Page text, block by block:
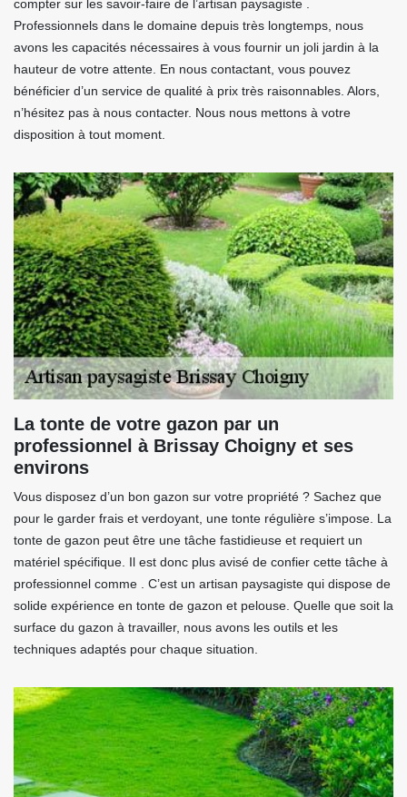
compter sur les savoir-faire de l’artisan paysagiste .
Professionnels dans le domaine depuis très longtemps, nous
avons les capacités nécessaires à vous fournir un joli jardin à la
hauteur de votre attente. En nous contactant, vous pouvez
bénéficier d’un service de qualité à prix très raisonnables. Alors,
n’hésitez pas à nous contacter. Nous nous mettons à votre
disposition à tout moment.
La tonte de votre gazon par un
professionnel à Brissay Choigny et ses
environs
Vous disposez d’un bon gazon sur votre propriété ? Sachez que
pour le garder frais et verdoyant, une tonte régulière s’impose. La
tonte de gazon peut être une tâche fastidieuse et requiert un
matériel spécifique. Il est donc plus avisé de confier cette tâche à
professionnel comme . C’est un artisan paysagiste qui dispose de
solide expérience en tonte de gazon et pelouse. Quelle que soit la
surface du gazon à travailler, nous avons les outils et les
techniques adaptés pour chaque situation.